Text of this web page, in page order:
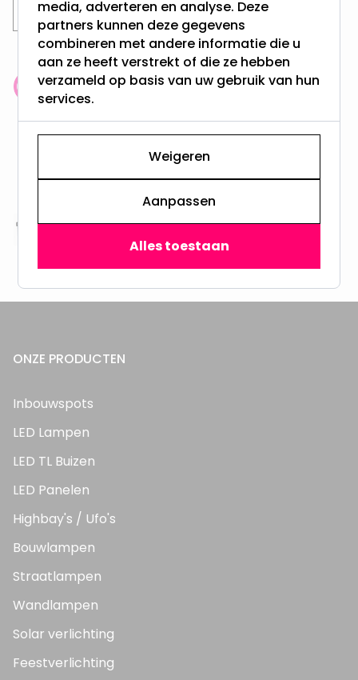
LED Lampen GU10 LED Spots
Klantenbeoordeling: 9.4/10
Gratis verzending + snel geleverd
3000m2 - 60.000+ Producten
ONZE PRODUCTEN
Inbouwspots
LED Lampen
LED TL Buizen
LED Panelen
Highbay's / Ufo's
Bouwlampen
Straatlampen
Wandlampen
Solar verlichting
Feestverlichting
media, adverteren en analyse. Deze
partners kunnen deze gegevens
combineren met andere informatie die u
aan ze heeft verstrekt of die ze hebben
verzameld op basis van uw gebruik van hun
services.
Weigeren
Aanpassen
Alles toestaan